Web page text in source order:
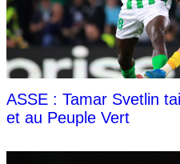
ASSE : Tamar Svetlin
et au Peuple Vert